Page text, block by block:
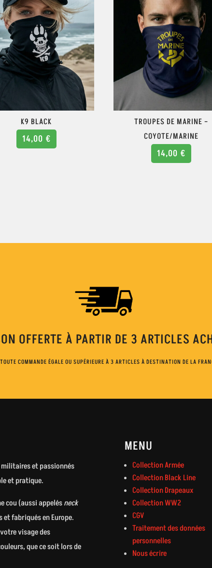
K9 BLACK
14,00 €
TROUPES DE MARINE –
COYOTE/MARINE
14,00 €
OFFERTE À PARTIR DE 3 ARTICLES
COMMANDE ÉGALE OU SUPÉRIEURE À 3 ARTICLES À DESTINATION DE LA
militaires et passionnés
et pratique.
cou (aussi appelésneck
fabriqués en Europe.
visage des
que ce soit lors de
MENU
Collection Armée
Collection Black Line
Collection Drapeaux
Collection WW2
CGV
Traitement des données
personnelles
Nous écrire